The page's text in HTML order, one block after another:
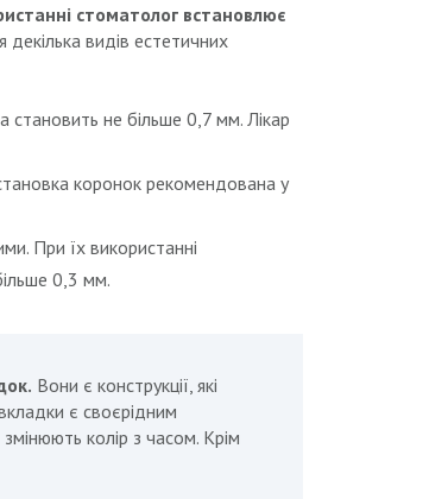
стоматолог встановлює
декілька видів естетичних
становить не більше 0,7 мм. Лікар
коронок рекомендована у
При їх використанні
0,3 мм.
Вони є конструкції, які
є своєрідним
колір з часом. Крім